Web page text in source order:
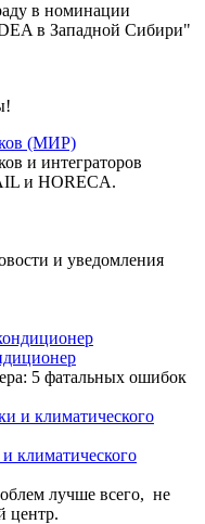
в номинации
в Западной Сибири"
(МИР)
и интеграторов
и HORECA.
и уведомления
5 фатальных ошибок
климатического
лучше всего, не
центр.